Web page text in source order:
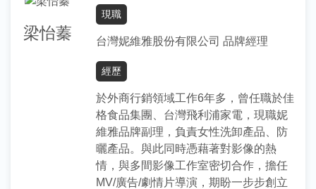
協助學生釐清職涯相關之興趣與目標
面試技巧指導與模擬演練
海外就業指導
學歷
Rotterdam School of Management
MSc Supply Chain Management
政治大學 國際經營與貿易學系 學士
梁怡蓁
現職
台灣妮維雅股份有限公司 品牌經理
經歷
於外商行銷領域工作6年多，曾任職於佳
格食品集團、台灣飛利浦家電，現職妮
維雅品牌副理，負責女性洗卸產品、防
曬產品。與此同時憑藉著對影像的熱
情，與多間影像工作室密切合作，擔任
MV/廣告/劇情片導演，期盼一步步創立